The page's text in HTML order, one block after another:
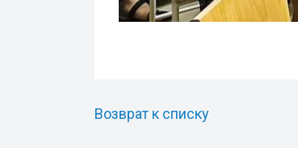
Возврат к списку